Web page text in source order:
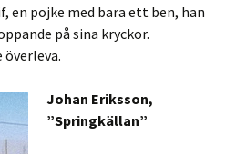
en pojke med bara ett ben, han
på sina kryckor.
Johan Eriksson,
”Springkällan”